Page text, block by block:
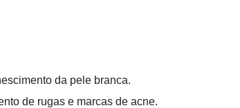
da pele branca.
de rugas e marcas de acne.